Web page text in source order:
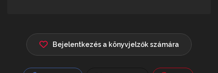
Bejelentkezés a könyvjelzők számára